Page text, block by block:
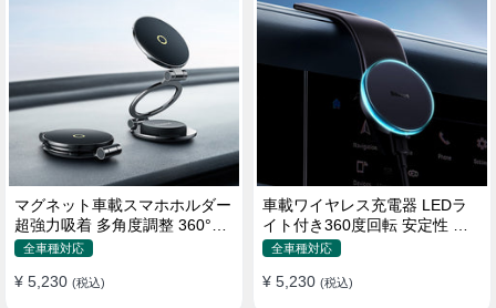
マグネット車載スマホホルダー
超強力吸着 多角度調整 360°回
転な台座 車用ホルダー 折りた
全機種対応
全車種対応
¥ 5,230 (税込)
車載ワイヤレス充電器 LEDラ
イト付き360度回転 安定性 粘
着ゲル吸盤＆エアコン吹き出し
イヤレス充電 スマホホルダー
全車種対応
¥ 5,230 (税込)